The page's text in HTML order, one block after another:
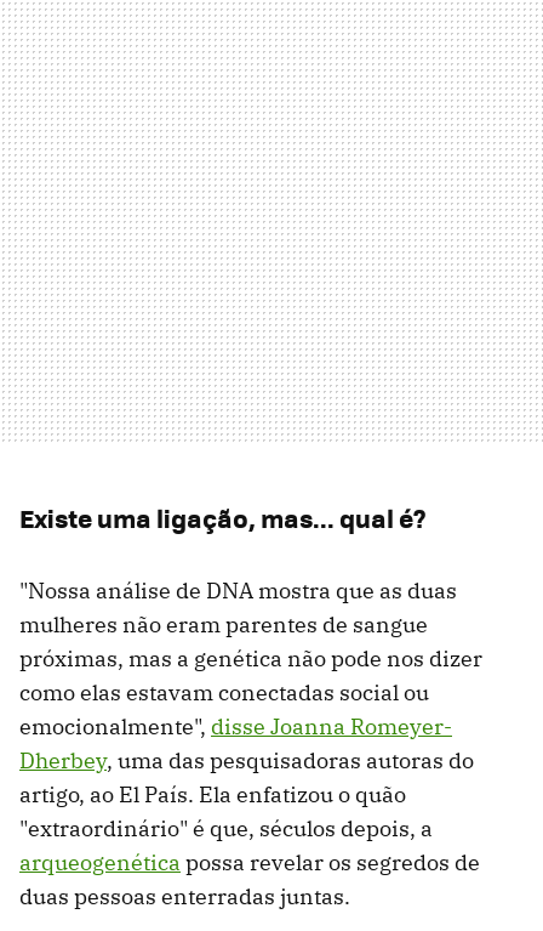
Existe uma ligação, mas... qual é?
"Nossa análise de DNA mostra que as duas
mulheres não eram parentes de sangue
próximas, mas a genética não pode nos dizer
como elas estavam conectadas social ou
emocionalmente", disse Joanna Romeyer-
Dherbey, uma das pesquisadoras autoras do
artigo, ao El País. Ela enfatizou o quão
"extraordinário" é que, séculos depois, a
arqueogenética possa revelar os segredos de
duas pessoas enterradas juntas.